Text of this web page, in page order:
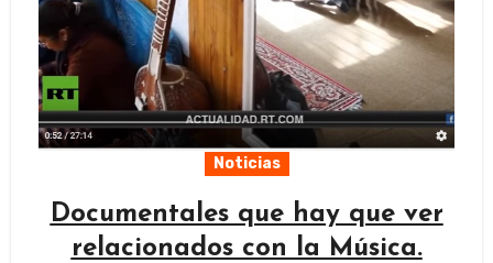
Noticias
Documentales que hay que ver
relacionados con la Música.